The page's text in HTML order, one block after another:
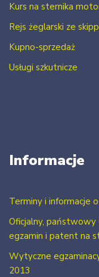
Kurs na sternika
Rejs żeglarski ze
Kupno-sprzedaż
Usługi szkutnicze
Informacje
Terminy i informacje
Oficjalny, państwowy
egzamin i patent na
Wytyczne
2013